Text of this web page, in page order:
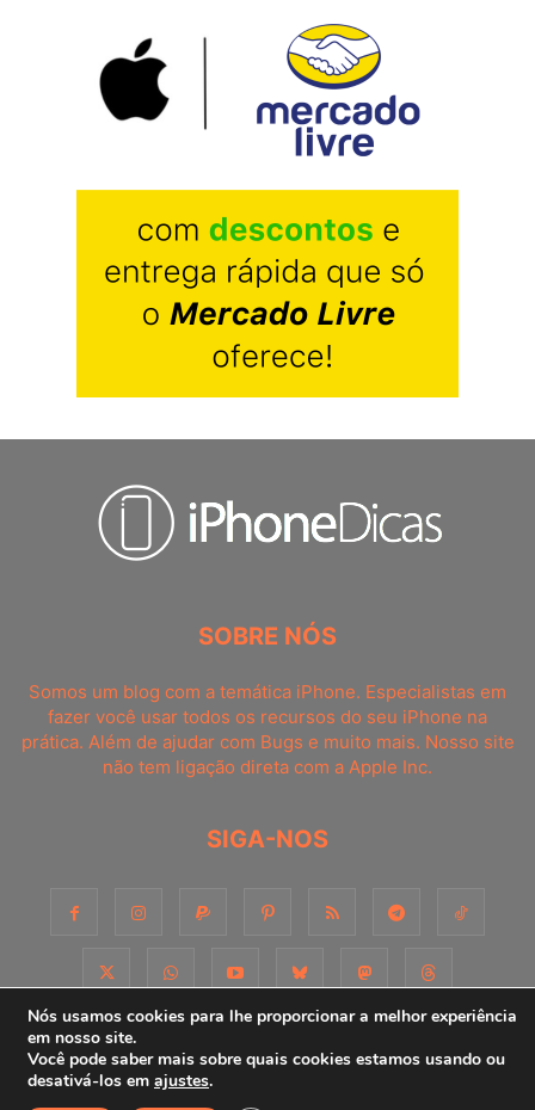
SOBRE NÓS
Somos um blog com a temática iPhone. Especialistas em
fazer você usar todos os recursos do seu iPhone na
prática. Além de ajudar com Bugs e muito mais. Nosso site
não tem ligação direta com a Apple Inc.
SIGA-NOS
Sobre Contato Apoie-nos!
Nós usamos cookies para lhe proporcionar a melhor experiência
em nosso site.
Você pode saber mais sobre quais cookies estamos usando ou
desativá-los em ajustes.